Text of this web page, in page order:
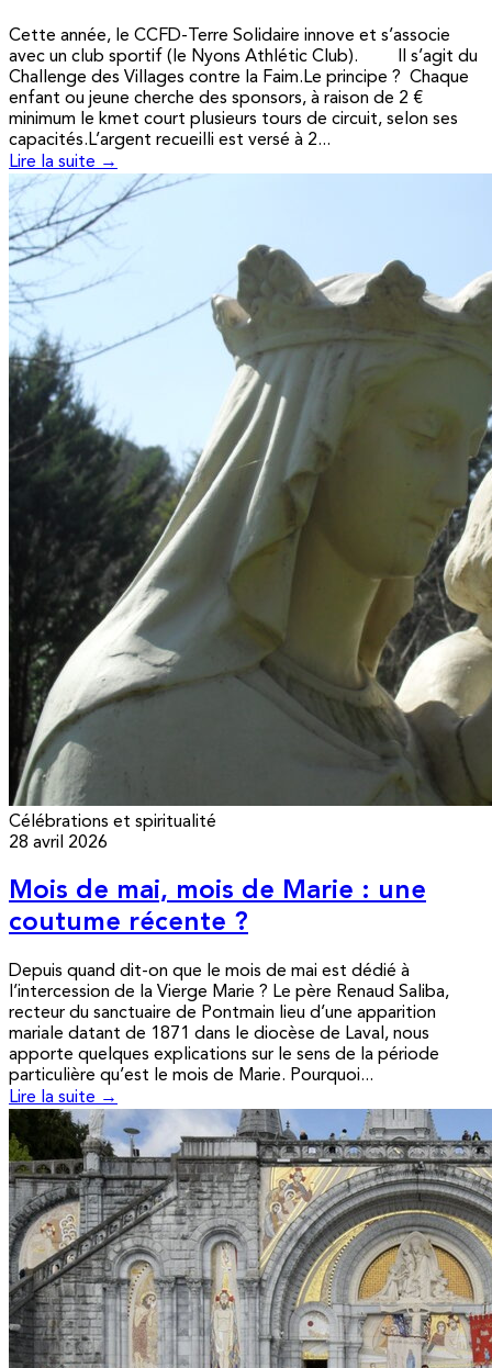
Cette année, le CCFD-Terre Solidaire innove et s’associe
avec un club sportif (le Nyons Athlétic Club). Il s’agit du
Challenge des Villages contre la Faim.Le principe ? Chaque
enfant ou jeune cherche des sponsors, à raison de 2 €
minimum le kmet court plusieurs tours de circuit, selon ses
capacités.L’argent recueilli est versé à 2...
Lire la suite →
Célébrations et spiritualité
28 avril 2026
Mois de mai, mois de Marie : une
coutume récente ?
Depuis quand dit-on que le mois de mai est dédié à
l’intercession de la Vierge Marie ? Le père Renaud Saliba,
recteur du sanctuaire de Pontmain lieu d’une apparition
mariale datant de 1871 dans le diocèse de Laval, nous
apporte quelques explications sur le sens de la période
particulière qu’est le mois de Marie. Pourquoi...
Lire la suite →